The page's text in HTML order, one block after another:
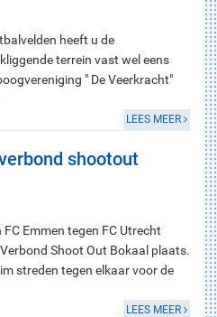
heeft u de
terrein vast wel eens
" De Veerkracht"
LEES MEER
shootout
Emmen tegen FC Utrecht
Shoot Out Bokaal plaats.
streden tegen elkaar voor de
LEES MEER